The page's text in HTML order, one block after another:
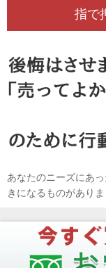
指で
あなたのニーズにあ
きになるものがあり